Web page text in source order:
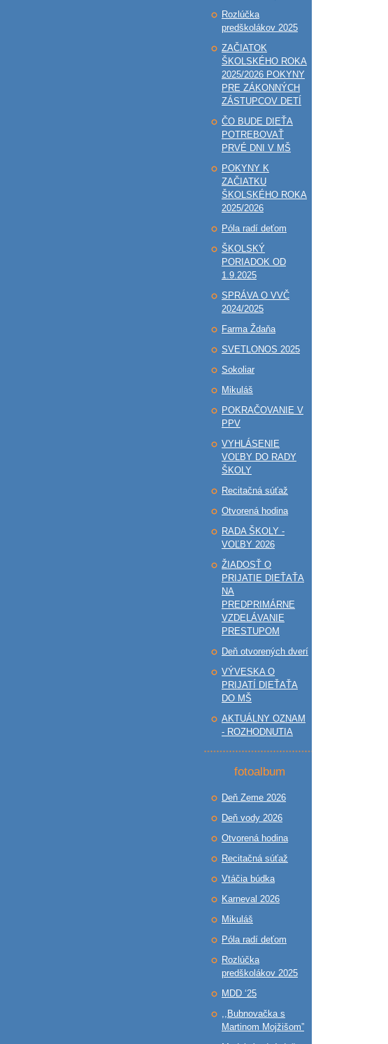
Rozlúčka
predškolákov 2025
ZAČIATOK
ŠKOLSKÉHO ROKA
2025/2026 POKYNY
PRE ZÁKONNÝCH
ZÁSTUPCOV DETÍ
ČO BUDE DIEŤA
POTREBOVAŤ
PRVÉ DNI V MŠ
POKYNY K
ZAČIATKU
ŠKOLSKÉHO ROKA
2025/2026
Póla radí deťom
ŠKOLSKÝ
PORIADOK OD
1.9.2025
SPRÁVA O VVČ
2024/2025
Farma Ždaňa
SVETLONOS 2025
Sokoliar
Mikuláš
POKRAČOVANIE V
PPV
VYHLÁSENIE
VOĽBY DO RADY
ŠKOLY
Recitačná súťaž
Otvorená hodina
RADA ŠKOLY -
VOĽBY 2026
ŽIADOSŤ O
PRIJATIE DIEŤAŤA
NA
PREDPRIMÁRNE
VZDELÁVANIE
PRESTUPOM
Deň otvorených dverí
VÝVESKA O
PRIJATÍ DIEŤAŤA
DO MŠ
AKTUÁLNY OZNAM
- ROZHODNUTIA
fotoalbum
Deň Zeme 2026
Deň vody 2026
Otvorená hodina
Recitačná súťaž
Vtáčia búdka
Karneval 2026
Mikuláš
Póla radí deťom
Rozlúčka
predškolákov 2025
MDD ‘25
,,Bubnovačka s
Martinom Mojžišom”